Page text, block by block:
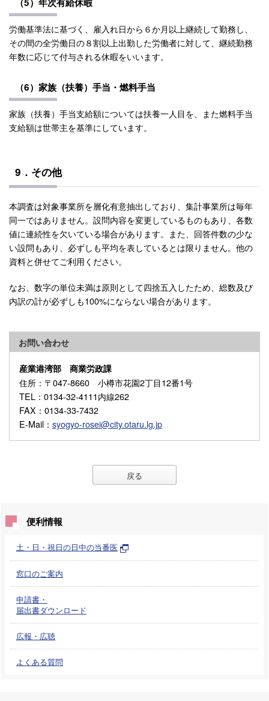
労働基準法に基づく、雇入れ日から６か月以上継続して勤務し、
その間の全労働日の８割以上出勤した労働者に対して、継続勤務
年数に応じて付与される休暇をいいます。
（6）家族（扶養）手当・燃料手当
家族（扶養）手当支給額については扶養一人目を、また燃料手当
支給額は世帯主を基準にしています。
9．その他
本調査は対象事業所を層化有意抽出しており、集計事業所は毎年
同一ではありません。設問内容を変更しているものもあり、各数
値に連続性を欠いている場合があります。また、回答件数の少な
い設問もあり、必ずしも平均を表しているとは限りません。他の
資料と併せてご利用ください。
なお、数字の単位未満は原則として四捨五入したため、総数及び
内訳の計が必ずしも100%にならない場合があります。
お問い合わせ
産業港湾部 商業労政課
住所 ：〒047-8660 小樽市花園2丁目12番1号
TEL ：0134-32-4111内線262
FAX ：0134-33-7432
E-Mail ： syogyo-rosei@city.otaru.lg.jp
戻る
便利情報
土・日・祝日の日中の当番医
窓口のご案内
申請書・
届出書ダウンロード
広報・広聴
よくある質問